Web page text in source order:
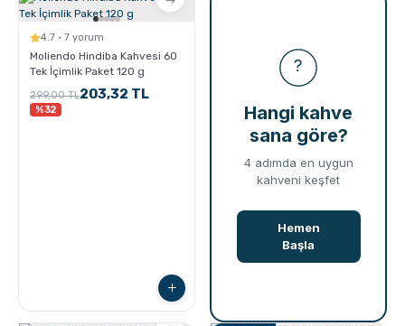
4.7 · 7 yorum
Moliendo Hindiba Kahvesi 60
Tek İçimlik Paket 120 g
299,00 TL203,32 TL
%32